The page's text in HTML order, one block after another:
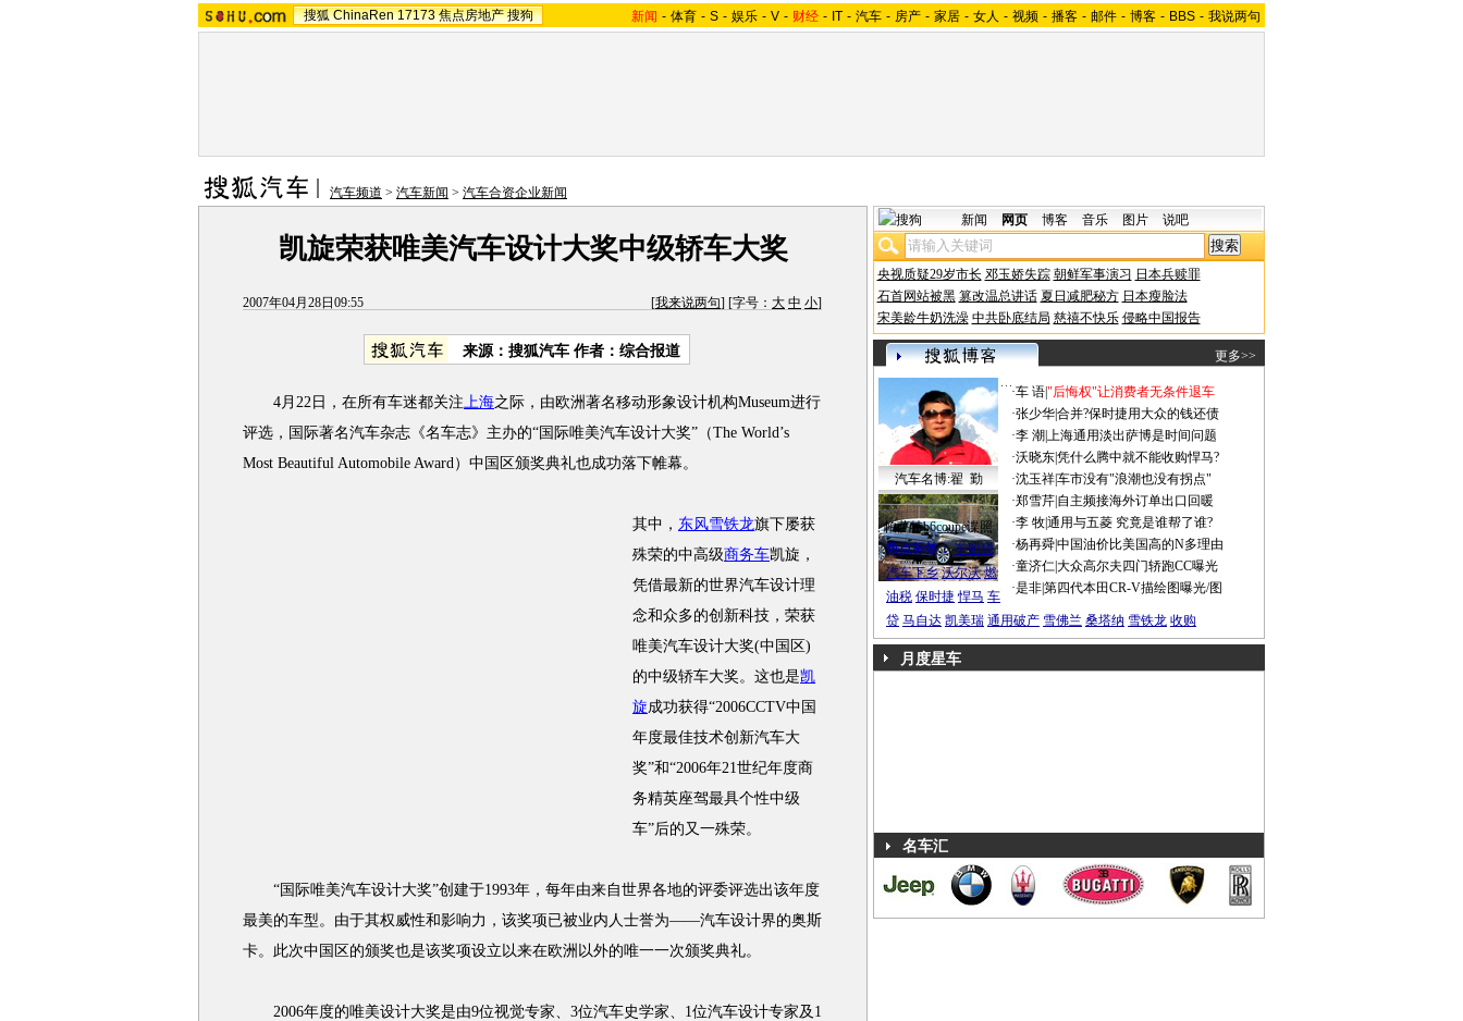
搜狐 ChinaRen 17173 焦点房地产 搜狗 新闻 - 体育 - S - 娱乐 - V - 财经 - IT - 汽车 - 房产 - 家居 - 女人 - 视频 - 播客 - 邮件 - 博客 - BBS - 我说两句
汽车频道 > 汽车新闻 > 汽车合资企业新闻
凯旋荣获唯美汽车设计大奖中级轿车大奖
2007年04月28日09:55 [我来说两句] [字号： 大 中 小]
来源：搜狐汽车 作者：综合报道
4月22日，在所有车迷都关注上海之际，由欧洲著名移动形象设计机构Museum进行
评选，国际著名汽车杂志《名车志》主办的“国际唯美汽车设计大奖”（The World’s
Most Beautiful Automobile Award）中国区颁奖典礼也成功落下帷幕。
其中， 东风雪铁龙旗下屡获
殊荣的中高级商务车凯旋，
凭借最新的世界汽车设计理
念和众多的创新科技，荣获
唯美汽车设计大奖(中国区)
的中级轿车大奖。这也是凯
旋成功获得“2006CCTV中国
年度最佳技术创新汽车大
奖”和“2006年21世纪年度商
务精英座驾最具个性中级
车”后的又一殊荣。
“国际唯美汽车设计大奖”创建于1993年，每年由来自世界各地的评委评选出该年度
最美的车型。由于其权威性和影响力，该奖项已被业内人士誉为——汽车设计界的奥斯
卡。此次中国区的颁奖也是该奖项设立以来在欧洲以外的唯一一次颁奖典礼。
2006年度的唯美设计大奖是由9位视觉专家、3位汽车史学家、1位汽车设计专家及1
新闻 网页 博客 音乐 图片 说吧
央视质疑29岁市长 邓玉娇失踪 朝鲜军事演习 日本兵赎罪
石首网站被黑 篡改温总讲话 夏日减肥秘方 日本瘦脸法
宋美龄牛奶洗澡 中共卧底结局 慈禧不快乐 侵略中国报告
更多>>
汽车名博:翟 勤
帕萨特b6coupe谍照
·车 语|"后悔权"让消费者无条件退车
·张少华|合并?保时捷用大众的钱还债
·李 潮 上海通用淡出萨博是时间问题
·沃晓东|凭什么腾中就不能收购悍马?
·沈玉祥|车市没有"浪潮也没有拐点"
·郑雪芹| 自主频接海外订单出口回暖
·李 牧|通用与五菱 究竟是谁帮了谁?
·杨再舜|中国油价比美国高的N多理由
·童济仁|大众高尔夫四门轿跑CC曝光
·是非|第四代本田CR-V描绘图曝光/图
热点标签： 车船税
汽车下乡 沃尔沃 燃
油税 保时捷 悍马 车
贷 马自达 凯美瑞 通用破产 雪佛兰 桑塔纳 雪铁龙 收购
月度星车
名车汇